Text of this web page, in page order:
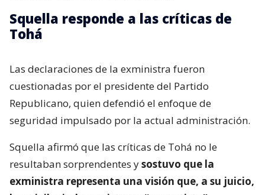
Squella responde a las críticas de
Tohá
Las declaraciones de la exministra fueron
cuestionadas por el presidente del Partido
Republicano, quien defendió el enfoque de
seguridad impulsado por la actual administración.
Squella afirmó que las críticas de Tohá no le
resultaban sorprendentes ysostuvo que la
exministra representa una visión que, a su juicio,